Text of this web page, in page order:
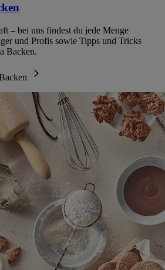
– bei uns findest du jede Menge
und Profis sowie Tipps und Tricks
Backen.